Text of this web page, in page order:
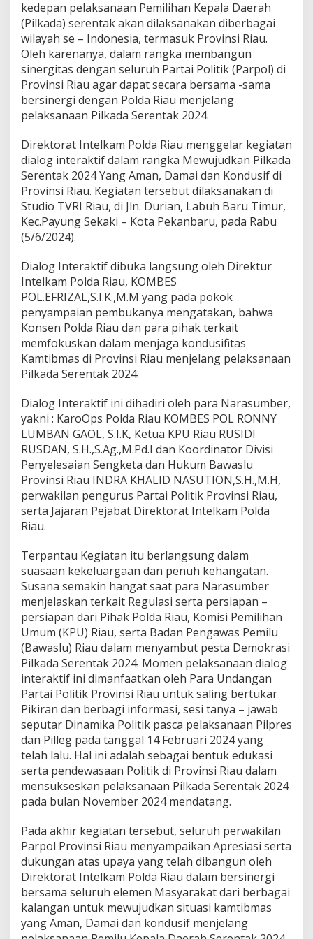
a
l
o
g
I
n
t
e
r
k
t
i
f
S
u
s
k
a
P
i
l
k
a
d
a
e
r
e
n
a
k
P
a
d
o
v
m
b
e
r
2
0
2
4
kedepan pelaksanaan Pemilihan Kepala Daerah
(Pilkada) serentak akan dilaksanakan diberbagai
wilayah se – Indonesia, termasuk Provinsi Riau.
Oleh karenanya, dalam rangka membangun
sinergitas dengan seluruh Partai Politik (Parpol) di
Provinsi Riau agar dapat secara bersama -sama
bersinergi dengan Polda Riau menjelang
pelaksanaan Pilkada Serentak 2024.
Direktorat Intelkam Polda Riau menggelar kegiatan
dialog interaktif dalam rangka Mewujudkan Pilkada
Serentak 2024 Yang Aman, Damai dan Kondusif di
Provinsi Riau. Kegiatan tersebut dilaksanakan di
Studio TVRI Riau, di Jln. Durian, Labuh Baru Timur,
Kec.Payung Sekaki – Kota Pekanbaru, pada Rabu
(5/6/2024).
Dialog Interaktif dibuka langsung oleh Direktur
Intelkam Polda Riau, KOMBES
POL.EFRIZAL,S.I.K.,M.M yang pada pokok
penyampaian pembukanya mengatakan, bahwa
Konsen Polda Riau dan para pihak terkait
memfokuskan dalam menjaga kondusifitas
Kamtibmas di Provinsi Riau menjelang pelaksanaan
Pilkada Serentak 2024.
Dialog Interaktif ini dihadiri oleh para Narasumber,
yakni : KaroOps Polda Riau KOMBES POL RONNY
LUMBAN GAOL, S.I.K, Ketua KPU Riau RUSIDI
RUSDAN, S.H.,S.Ag.,M.Pd.I dan Koordinator Divisi
Penyelesaian Sengketa dan Hukum Bawaslu
Provinsi Riau INDRA KHALID NASUTION,S.H.,M.H,
perwakilan pengurus Partai Politik Provinsi Riau,
serta Jajaran Pejabat Direktorat Intelkam Polda
Riau.
Terpantau Kegiatan itu berlangsung dalam
suasaan kekeluargaan dan penuh kehangatan.
Susana semakin hangat saat para Narasumber
menjelaskan terkait Regulasi serta persiapan –
persiapan dari Pihak Polda Riau, Komisi Pemilihan
Umum (KPU) Riau, serta Badan Pengawas Pemilu
(Bawaslu) Riau dalam menyambut pesta Demokrasi
Pilkada Serentak 2024. Momen pelaksanaan dialog
interaktif ini dimanfaatkan oleh Para Undangan
Partai Politik Provinsi Riau untuk saling bertukar
Pikiran dan berbagi informasi, sesi tanya – jawab
seputar Dinamika Politik pasca pelaksanaan Pilpres
dan Pilleg pada tanggal 14 Februari 2024 yang
telah lalu. Hal ini adalah sebagai bentuk edukasi
serta pendewasaan Politik di Provinsi Riau dalam
mensukseskan pelaksanaan Pilkada Serentak 2024
pada bulan November 2024 mendatang.
Pada akhir kegiatan tersebut, seluruh perwakilan
Parpol Provinsi Riau menyampaikan Apresiasi serta
dukungan atas upaya yang telah dibangun oleh
Direktorat Intelkam Polda Riau dalam bersinergi
bersama seluruh elemen Masyarakat dari berbagai
kalangan untuk mewujudkan situasi kamtibmas
yang Aman, Damai dan kondusif menjelang